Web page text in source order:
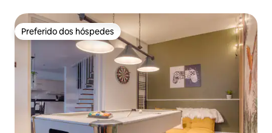
Preferido dos hóspedes
Preferido dos hóspedes